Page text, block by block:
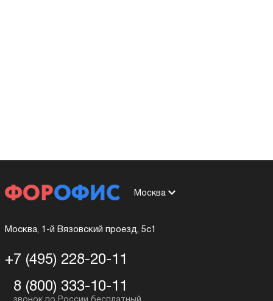
Москва
Москва, 1-й Вязовский проезд, 5с1
+7 (495) 228-20-11
8 (800) 333-10-11